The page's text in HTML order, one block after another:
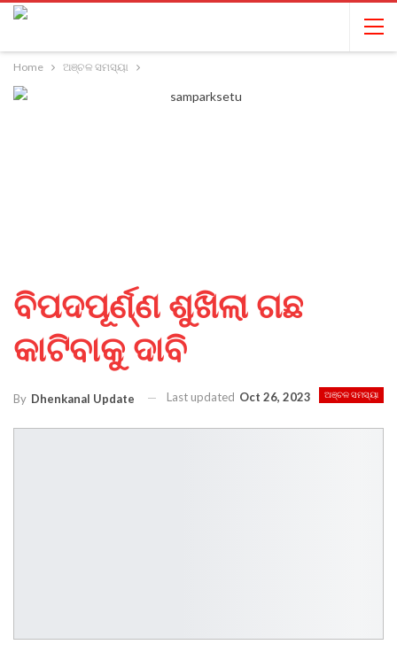
Home ଅଞ୍ଚଳ ସମସ୍ୟା
ବିପଦପୂର୍ଣ୍ଣ ଶୁଖିଲା ଗଛ
କାଟିବାକୁ ଦାବି
ଅଞ୍ଚଳ ସମସ୍ୟା
By Dhenkanal Update Last updated Oct 26, 2023